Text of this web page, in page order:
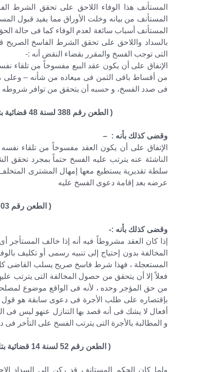
المستأنف هذا الوفاء اللاحق على تحقق الشرط
المستأنف من بيانه وخلت الأوراق مما يفيد قبول
المستأنف أسباب سائغة لعدم الوفاء كما فى حالة
بالسداد واللاحق على تحقق الشرط الفاسخ الصريح
التى توجب الفسخ والمقرر بقضاء النقض أنه :-
الإنفاق على أن يكون عقد البيع مفسوخاً من تلقاء
من أقساط باقى الثمن فى ميعاده من شأنه –
فى صدد الفسخ، و حسبه أن يتحقق من توافر شروطه
( الطعن رقم 388 لسنة 48 قضائية بتاريخ 18-11-1981 مكتب فنى 32 صفحة رقم 2052 )
وقضى كذلك بأنه : –
الإتفاق على أن يكون العقد مفسوخاً من تلقاء
الناشئة عنه يترتب عليه الفسخ حتماً بمجرد
سلطة تقديرية يستطيع معها إمهال المشترى
عرضه بعد إقامة دعوى الفسخ عليه
( الطعن رقم 703 لسنة 56 ق ، جلسة28/6/1989)
وقضى كذلك بأنه :-
إذا كان العقد مشروطاً فيه أنه إذا خالف
المخالفة بدون إحتياج إلى تنبيه رسمى أو تكليف
المستعجلة ، فهذا شرط فاسخ صريح يسلب القاضى
فعلاً إلا أن يتحقق من حصول المخالفة التى يترتب
من حق المؤجر وحده ، لأنه فى الواقع موضوع
بإقتصاره على طلب الأجرة فى دعوى سابقة هو قول
أفعال لا يشك فى أنه قصد بها التنازل عنهو ليس فى
و المطالبة بالأجرة التى يترتب الفسخ على التأخر فى
( الطعن رقم 52 لسنة 14 قضائية بتاريخ 18-1-1945 مجموعة عمر 4ع صفحة رقم 540 )